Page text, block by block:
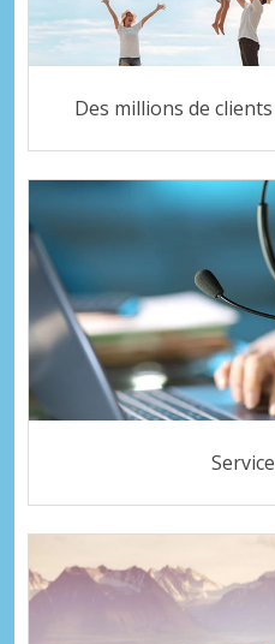
Des millions de